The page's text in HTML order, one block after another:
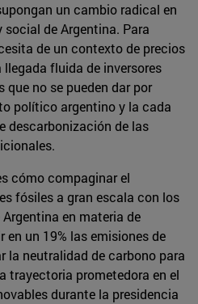
un cambio radical en
de Argentina. Para
de un contexto de precios
fluida de inversores
que no se pueden dar por
político argentino y la cada
descarbonización de las
cómo compaginar el
fósiles a gran escala con los
en materia de
un 19% las emisiones de
la neutralidad de carbono para
trayectoria prometedora en el
durante la presidencia